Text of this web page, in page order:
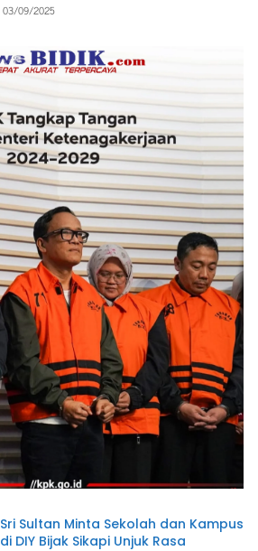
03/09/2025
Sri Sultan Minta Sekolah dan Kampus
di DIY Bijak Sikapi Unjuk Rasa